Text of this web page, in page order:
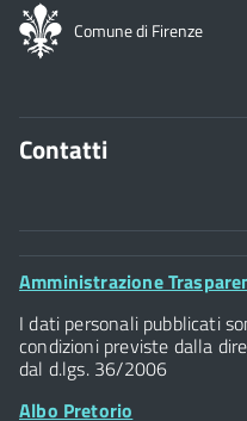
Comune di Firenze
Contatti
Comune di Firenze
Palazzo Vecchio
Piazza della Signoria -
P.IVA 01307110484
Footer
Amministrazione
I dati personali pubblicati
condizioni previste dalla
dal d.lgs. 36/2006
Albo Pretorio